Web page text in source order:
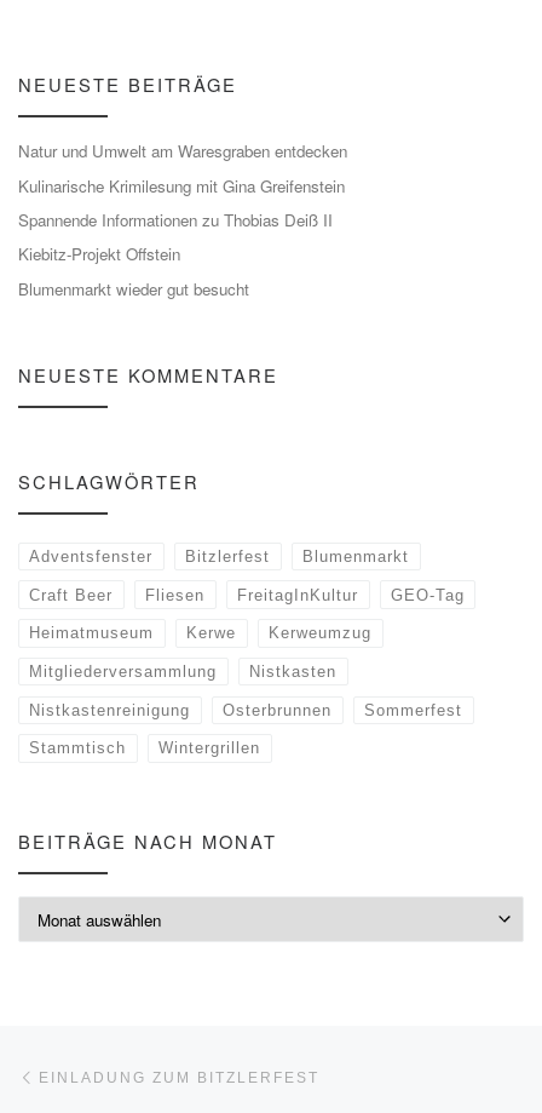
NEUESTE BEITRÄGE
Natur und Umwelt am Waresgraben entdecken
Kulinarische Krimilesung mit Gina Greifenstein
Spannende Informationen zu Thobias Deiß II
Kiebitz-Projekt Offstein
Blumenmarkt wieder gut besucht
NEUESTE KOMMENTARE
SCHLAGWÖRTER
Adventsfenster Bitzlerfest Blumenmarkt
Craft Beer Fliesen FreitagInKultur GEO-Tag
Heimatmuseum Kerwe Kerweumzug
Mitgliederversammlung Nistkasten
Nistkastenreinigung Osterbrunnen Sommerfest
Stammtisch Wintergrillen
BEITRÄGE NACH MONAT
Beitragsnavigation
EINLADUNG ZUM BITZLERFEST